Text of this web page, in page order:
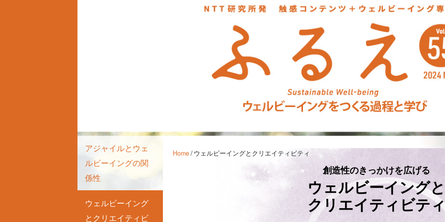
アジャイルとウェ
ルビーイングの関
係性
ウェルビーイング
とクリエイティビ
Home/ ウェルビーイングとクリエイティビティ
創造性のきっかけを広げる
ウェルビーイングと
クリエイティビテ